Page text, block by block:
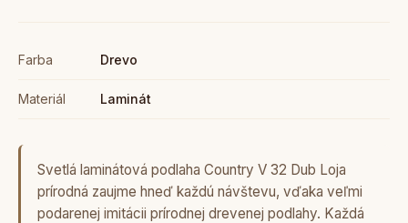
Farba Drevo
Materiál Laminát
Svetlá laminátová podlaha Country V 32 Dub Loja
prírodná zaujme hneď každú návštevu, vďaka veľmi
podarenej imitácii prírodnej drevenej podlahy. Každá